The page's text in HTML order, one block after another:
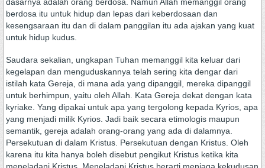
berdosa itu untuk hidup dan lepas dari keberdosaan dan
kesengsaraan itu dan di dalam panggilan itu ada ajakan yang kuat
untuk hidup kudus.
Saudara sekalian, ungkapan Tuhan memanggil kita keluar dari
kegelapan dan menguduskannya telah sering kita dengar dari
istilah kata Gereja, di mana ada yang dipanggil, mereka dipanggil
untuk berhimpun, yaitu oleh Allah. Kata Gereja dekat dengan kata
kyriake. Yang dipakai untuk apa yang tergolong kepada Kyrios, apa
yang menjadi milik Kyrios. Jadi baik secara etimologis maupun
semantik, gereja adalah orang-orang yang ada di dalamnya.
Persekutuan di dalam Kristus. Persekutuan dengan Kristus. Oleh
karena itu kita hanya boleh disebut pengikut Kristus ketika kita